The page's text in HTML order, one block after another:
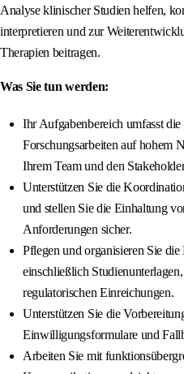
Analyse klinischer Studien helfen,
interpretieren und zur
Therapien beitragen.
Was Sie tun werden:
Ihr Aufgabenbereich umfasst
Forschungsarbeiten auf hohem
Ihrem Team und den
Unterstützen Sie die
und stellen Sie die Einhaltung
Anforderungen sicher.
Pflegen und organisieren Sie
einschließlich
regulatorischen Einreichungen.
Unterstützen Sie die
Einwilligungsformulare und
Arbeiten Sie mit